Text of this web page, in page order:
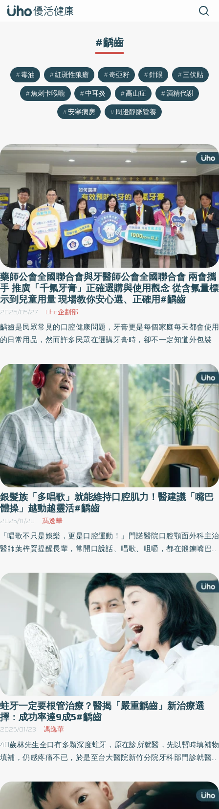
#齲齒
毒油 紅斑性狼瘡 奇亞籽 針眼
三伏貼
魚刺卡喉嚨
中耳炎 高山症
酒精代謝
安寧病房
周邊靜脈營養
藥師公會全國聯合會與牙醫師公會全國聯合會 兩會攜
手 推廣「千氟牙膏」正確選購與使用觀念 從含氟量標
示到兒童用量 現場教你安心選、正確用#齲齒
2026/05/27 Uho企劃部
齲齒是民眾常見的口腔健康問題，牙膏更是每個家庭每天都會使用
的日常用品，然而許多民眾在選購牙膏時，卻不一定知道外包裝上
含氟牙膏時，究竟該擠多少才安全又有效，為推廣正確防齲觀念，
藥師公會全聯會與牙醫師公會全聯會今日(27)上午共同舉辦「防齲千
氟，從齒享福」記者會，並邀請衛生福利部口腔健康司司長張雍
敏、教育部國民及學前教育署體育衛生組組長邱秋嬋到場支持，透
過藥師與牙醫師專業合作，從牙膏「正確選購」到「正確使用」完
整說明含氟牙膏防齲重點，協助民眾建立更完整的口腔保健觀念。
藥師公會全聯會理事長林憶君表示，從小建立正確潔牙與防齲觀
念，將影響一輩子的口腔健康，而含氟牙膏正是日常生活中最容易
落實防齲的用品之一。社區藥局是民眾日常生活中最容易接觸到的
健康照護據點，藥師也常是民眾選購健康產品、詢問用藥與保健問
題時，第一時間會想到的專業人員，從孩子牙膏怎麼挑、含氟量怎
麼看，到不同年齡層使用牙膏時應注意的事項，藥師都能在第一線
用民眾聽得懂的方式，協助大家看懂標示、安心選購。 自2021年7
月1日起，一般牙膏及漱口水皆納入化粧品管理，依照《化粧品衛生
安全管理法》第7條第1項第5款規定，化粧品外包裝或容器上應明顯
標示「全成分名稱」，因此牙膏中的「氟」含量，民眾可從外包裝
民眾選購牙膏時，可留意產品標示的氟離子（F⁻）濃度，確認標示之
氟離子濃度是否達1,000 ppm以上，以獲得較佳防齲效果。 不過由
於各家廠商標示方式可能不同，民眾在選購時仍可能難以準確判
斷，發言人黃彥儒建議民眾可至社區藥局選購含氟牙膏，由藥師協
助了解產品成分，並提醒部分香料、色素、防腐劑等成分可能引起
個別敏感體質者不適；若民眾有其他口腔衛生問題，藥師也可進一
步協助。記者會中發言人黃彥儒也現場示範兒童牙膏「生米粒、生
豌豆」用量原則，提醒3歲以下兒童使用約生米粒大小、3歲以上使
用約生豌豆大小，透過正確用量與正確刷牙方式，讓孩子在安全範
圍內獲得有效防齲保護。 藥師公會全聯會與牙醫師公會全聯會共同
推廣使用「1,000ppm以上含氟牙膏」的正確觀念及選購的迷思，並
鼓勵將「221刷牙原則」（每天刷牙2次、每次至少2分鐘、使用
1,000ppm以上含氟牙膏）融入日常生活中，以有效降低蛀牙與牙周
疾病風險，守護個人及全家人的口腔健康，邁向「8020健康同行」
（80歲時仍保有20顆自然牙）的長壽健康目標！
銀髮族「多唱歌」就能維持口腔肌力！醫建議「嘴巴
體操」越動越靈活#齲齒
2025/11/20 馮逸華
「唱歌不只是娛樂，更是口腔運動！」門諾醫院口腔顎面外科主治
醫師葉梓賢提醒長輩，常開口說話、唱歌、咀嚼，都在鍛鍊嘴巴的
合力強、口乾與牙周問題也少，這些看似微小的習慣，其實是維持
健康與生活品質的關鍵。
蛀牙一定要根管治療？醫揭「嚴重齲齒」新治療選
擇：成功率達9成5#齲齒
2025/01/23 馮逸華
40歲林先生全口有多顆深度蛀牙，原在診所就醫，先以暫時填補物
填補，仍感疼痛不已，於是至台大醫院新竹分院牙科部門診就醫，
過深，可能已侵犯牙髓腔，經採取活髓治療，並持續追蹤1年後，牙
齒神經活性正常無異狀，牙齒日常功能恢復良好，已能盡情享受美